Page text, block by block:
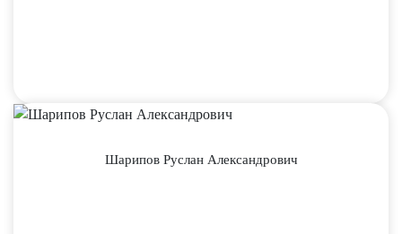
Шарипов Руслан Александрович